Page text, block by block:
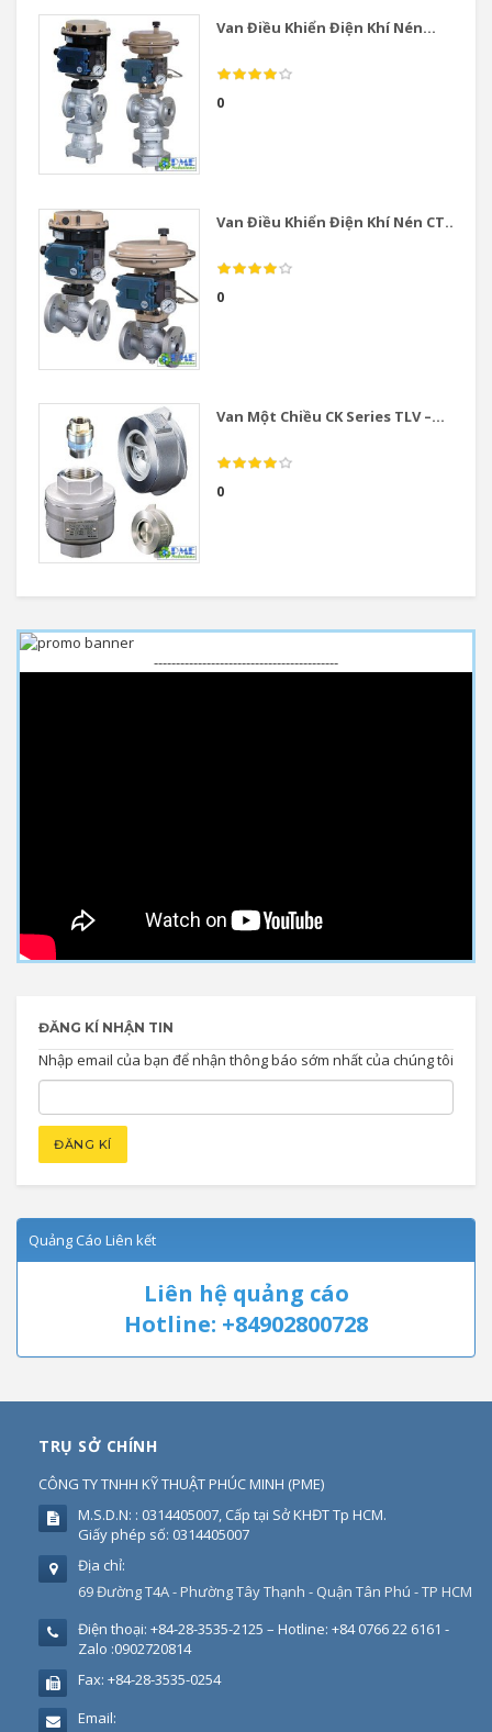
Van Điều Khiển Điện Khí Nén...
0
Van Điều Khiển Điện Khí Nén CT...
0
Van Một Chiều CK Series TLV –...
0
------------------------------------------
ĐĂNG KÍ NHẬN TIN
Nhập email của bạn để nhận thông báo sớm nhất của chúng tôi
Quảng Cáo Liên kết
Liên hệ quảng cáo
Hotline: +84902800728
TRỤ SỞ CHÍNH
CÔNG TY TNHH KỸ THUẬT PHÚC MINH (PME)
M.S.D.N: : 0314405007, Cấp tại Sở KHĐT Tp HCM.
Giấy phép số: 0314405007
Địa chỉ:
69 Đường T4A - Phường Tây Thạnh - Quận Tân Phú - TP HCM
Điện thoại: +84-28-3535-2125 – Hotline: +84 0766 22 6161 -
Zalo :0902720814
Fax: +84-28-3535-0254
Email: